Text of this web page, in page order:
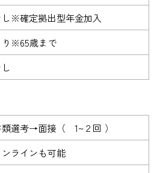
し※確定拠出型年金加入
り※65歳まで
類選考→面接（ 1~２回 ）
ラインも可能